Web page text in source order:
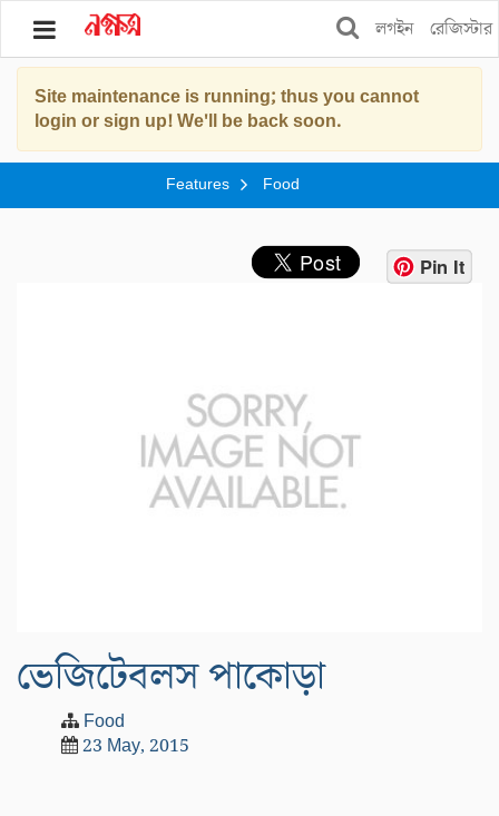
ব্লগ
লগইন রেজিস্টার
Site maintenance is running; thus you cannot
login or sign up! We'll be back soon.
Features Food
Pin It
ভেজিটেবলস পাকোড়া
Food
23 May, 2015